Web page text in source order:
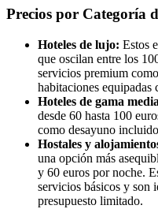
Precios por Categoría
Hoteles de lujo: Estos
que oscilan entre los
servicios premium
habitaciones equipadas
Hoteles de gama
desde 60 hasta 100
como desayuno
Hostales y
una opción más
y 60 euros por noche.
servicios básicos y son
presupuesto limitado.